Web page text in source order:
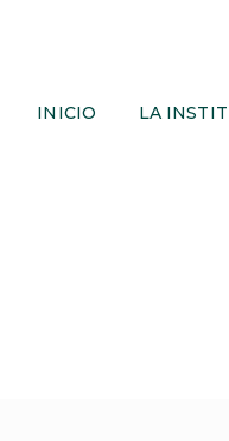
INICIO LA